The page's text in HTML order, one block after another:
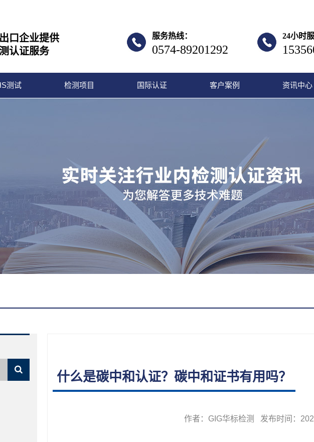
口企业提供
认证服务
服务热线：
0574-89201292
24小时
测试 检测项目 国际认证 客户案例 资讯中心
什么是碳中和认证？碳中和证书有用吗？
作者：GIG华标检测 发布时间：